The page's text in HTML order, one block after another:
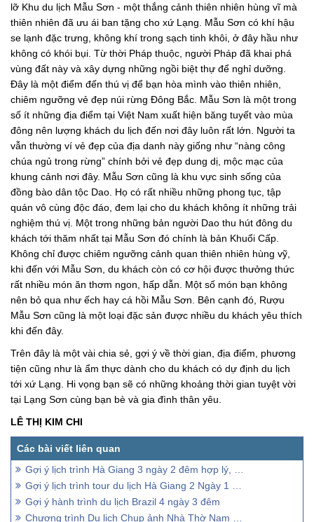
lỡ Khu du lịch Mẫu Sơn - một thắng cảnh thiên nhiên hùng vĩ mà
thiên nhiên đã ưu ái ban tặng cho xứ Lạng. Mẫu Sơn có khí hậu
se lạnh đặc trưng, không khí trong sạch tinh khôi, ở đây hầu như
không có khói bụi. Từ thời Pháp thuộc, người Pháp đã khai phá
vùng đất này và xây dựng những ngồi biệt thự để nghỉ dưỡng.
Đây là một điểm đến thú vị để bạn hòa mình vào thiên nhiên,
chiêm ngưỡng vẻ đẹp núi rừng Đông Bắc. Mẫu Sơn là một trong
số ít những địa điểm tại Việt Nam xuất hiện băng tuyết vào mùa
đông nên lượng khách du lịch đến nơi đây luôn rất lớn. Người ta
vẫn thường ví vẻ đẹp của địa danh này giống như “nàng công
chúa ngủ trong rừng” chính bởi vẻ đẹp dung dị, mộc mạc của
khung cảnh nơi đây. Mẫu Sơn cũng là khu vực sinh sống của
đồng bào dân tộc Dao. Họ có rất nhiều những phong tục, tập
quán vô cùng độc đáo, đem lại cho du khách không ít những trải
nghiệm thú vị. Một trong những bản người Dao thu hút đông du
khách tới thăm nhất tại Mẫu Sơn đó chính là bản Khuổi Cấp.
Không chỉ được chiêm ngưỡng cảnh quan thiên nhiên hùng vỹ,
khi đến với Mẫu Sơn, du khách còn có cơ hội được thưởng thức
rất nhiều món ăn thơm ngon, hấp dẫn. Một số món bạn không
nên bỏ qua như ếch hay cá hồi Mẫu Sơn. Bên cạnh đó, Rượu
Mẫu Sơn cũng là một loại đặc sản được nhiều du khách yêu thích
khi đến đây.
Trên đây là một vài chia sẻ, gợi ý về thời gian, địa điểm, phương
tiện cũng như là ẩm thực dành cho du khách có dự định du lịch
tới xứ Lạng. Hi vọng bạn sẽ có những khoảng thời gian tuyệt vời
tại Lạng Sơn cùng bạn bè và gia đình thân yêu.
LÊ THỊ KIM CHI
Gợi ý lịch trình Hà Giang 3 ngày 2 đêm hợp lý, chi tiết
Gợi ý lịch trình tour du lịch Hà Giang 2 Ngày 1 Đêm
Gợi ý hành trình du lịch Brazil 4 ngày 3 đêm
Chương trình Du lịch Chụp ảnh Nhà Thờ Nam Định 1 ngày thú vị